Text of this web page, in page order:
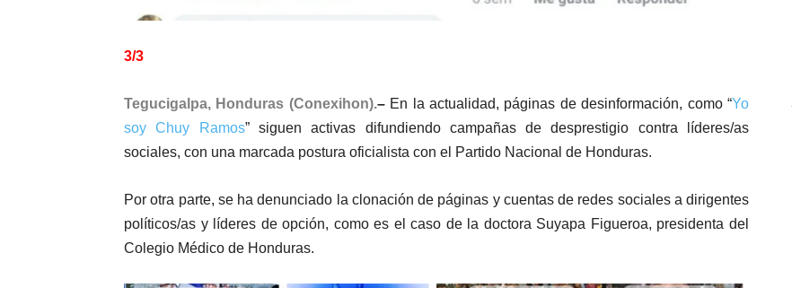
3/3
Tegucigalpa, Honduras (Conexihon).– En la actualidad, páginas de desinformación, como “Yo
soy Chuy Ramos” siguen activas difundiendo campañas de desprestigio contra líderes/as
sociales, con una marcada postura oficialista con el Partido Nacional de Honduras.
Por otra parte, se ha denunciado la clonación de páginas y cuentas de redes sociales a dirigentes
políticos/as y líderes de opción, como es el caso de la doctora Suyapa Figueroa, presidenta del
Colegio Médico de Honduras.